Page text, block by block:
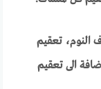
النوم، تعقيم
الى تعقيم